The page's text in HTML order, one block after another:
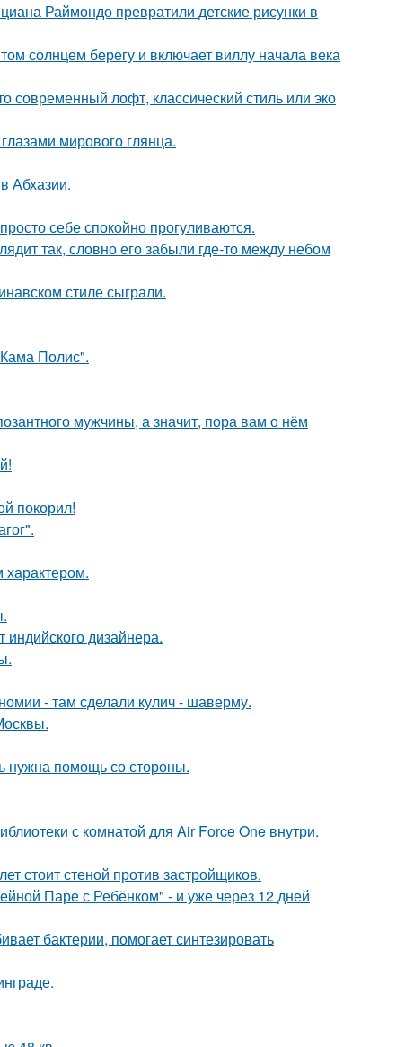
Раймондо превратили детские рисунки в
солнцем берегу и включает виллу начала века
современный лофт, классический стиль или эко
мирового глянца.
Абхазии.
себе спокойно прогуливаются.
так, словно его забыли где-то между небом
стиле сыграли.
Полис".
мужчины, а значит, пора вам о нём
покорил!
дизайнера.
- там сделали кулич - шаверму.
нужна помощь со стороны.
с комнатой для Air Force One внутри.
стоит стеной против застройщиков.
Паре с Ребёнком" - и уже через 12 дней
бактерии, помогает синтезировать